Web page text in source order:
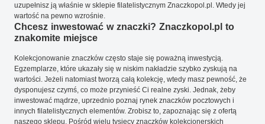
uzupełnisz ją właśnie w sklepie filatelistycznym Znaczkopol.pl. Wtedy jej
wartość na pewno wzrośnie.
Chcesz inwestować w znaczki? Znaczkopol.pl to
znakomite miejsce
Kolekcjonowanie znaczków często staje się poważną inwestycją.
Egzemplarze, które ukazały się w niskim nakładzie szybko zyskują na
wartości. Jeżeli natomiast tworzą całą kolekcję, wtedy masz pewność, że
dysponujesz czymś, co może przynieść Ci realne zyski. Jednak, żeby
inwestować mądrze, uprzednio poznaj rynek znaczków pocztowych i
innych filatelistycznych elementów. Zrobisz to, zapoznając się z ofertą
naszego sklepu. Pośród wielu tysięcy znaczków kolekcjonerskich